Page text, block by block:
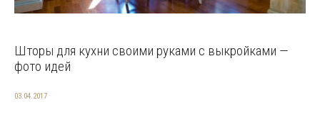
Шторы для кухни своими руками с выкройками —
фото идей
03.04.2017